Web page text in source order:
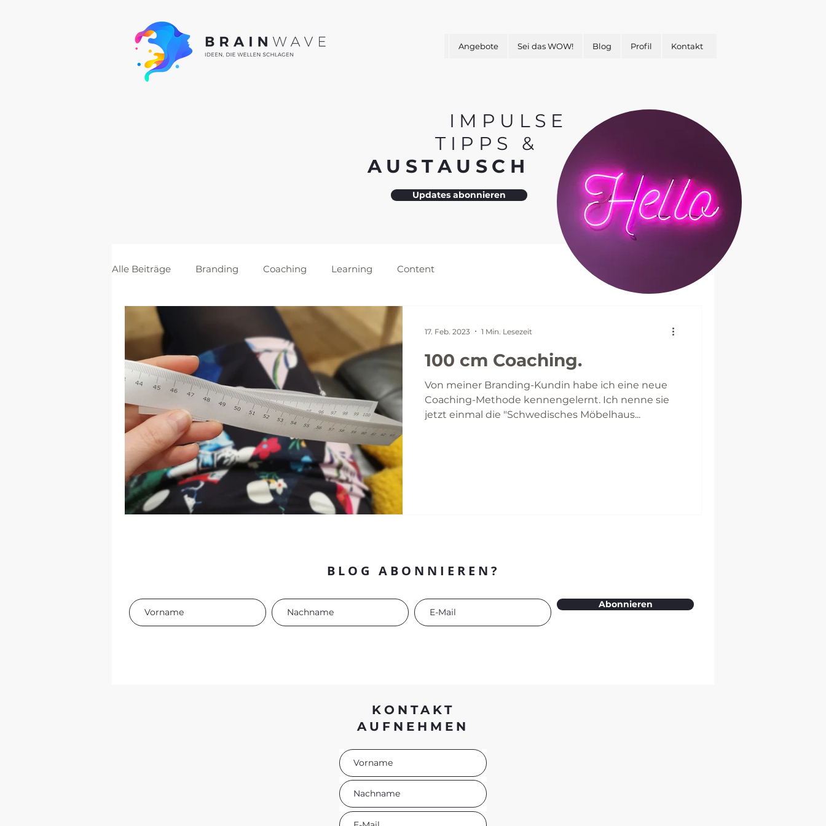
Angebote Sei das WOW! Blog Profil Kontakt
Alle Beiträge Branding Coaching Learning Content
100 cm Coaching.
Von meiner Branding-Kundin habe ich eine neue
Coaching-Methode kennengelernt. Ich nenne sie
jetzt einmal die "Schwedisches Möbelhaus...
17. Feb. 2023 1 Min. Lesezeit
IMPULSE
TIPPS &
AUSTAUSCH
Updates abonnieren
BLOG ABONNIEREN?
Abonnieren
KONTAKT
AUFNEHMEN